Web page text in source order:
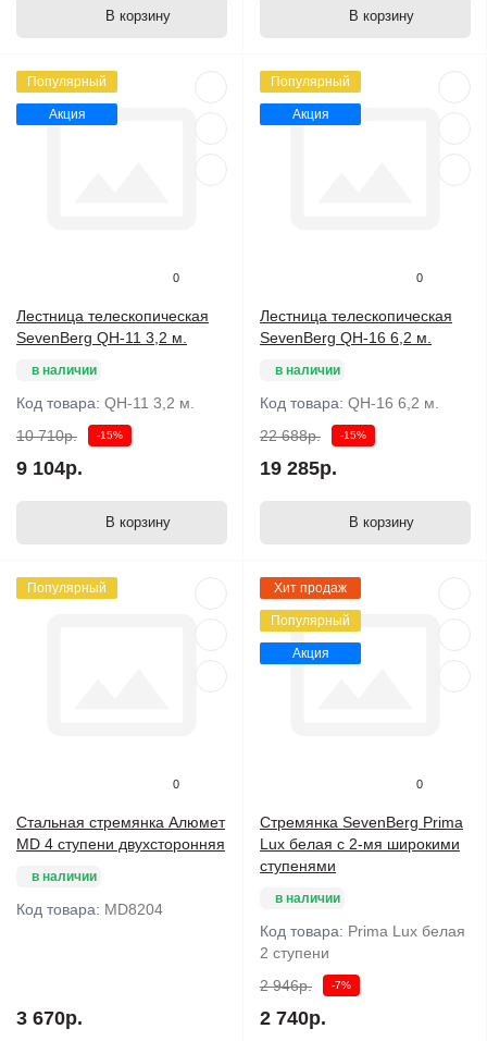
В корзину В корзину
Популярный
Акция
0
Лестница телескопическая
SevenBerg QH-11 3,2 м.
в наличии
Код товара: QH-11 3,2 м.
10 710р.
-15%
9 104р.
В корзину
Популярный
Акция
0
Лестница телескопическая
SevenBerg QH-16 6,2 м.
в наличии
Код товара: QH-16 6,2 м.
22 688р.
-15%
19 285р.
В корзину
Популярный
0
Стальная стремянка Алюмет
MD 4 ступени двухсторонняя
в наличии
Код товара: MD8204
3 670р.
Хит продаж
Популярный
Акция
0
Стремянка SevenBerg Prima
Lux белая с 2-мя широкими
ступенями
в наличии
Код товара: Prima Lux белая
2 ступени
2 946р.
-7%
2 740р.